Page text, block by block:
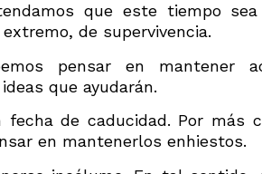
que este tiempo
de supervivencia.
pensar en mantener
que ayudarán.
de caducidad. Por más
en mantenerlos enhiestos.